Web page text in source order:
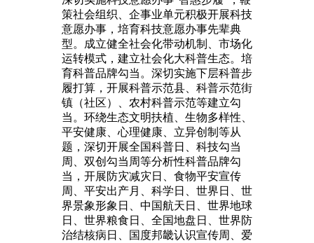
策社会组织、企事业单元积极开展科技
意愿办事，培育科技意愿办事先辈典
型。成立健全社会化带动机制、市场化
运转模式，建立社会化大科普生态。培
育科普品牌勾当。深切实施下层科普步
履打算，开展科普示范县、科普示范街
镇（社区）、农村科普示范等建立勾
当。环绕生态文明扶植、生物多样性、
平安健康、心理健康、立异创制等从
题，深切开展全国科普日、科技勾当
周、双创勾当周等分析性科普品牌勾
当，开展防灾减灾日、食物平安宣传
周、平安出产月、科学日、世界日、世
界景象形象日、中国航天日、世界地球
日、世界粮食日、全国地盘日、世界防
治结核病日、国度邦畿认识宣传周、爱